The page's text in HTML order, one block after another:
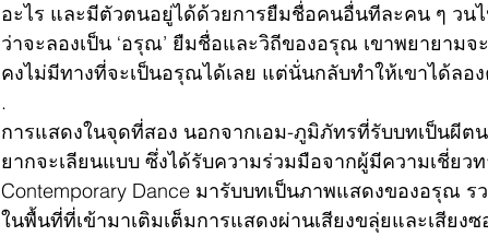
อะไร และมีตัวตนอยู่ได้ด้วยการยืมชื่อคนอื่นทีละคน ๆ วน
ว่าจะลองเป็น ‘อรุณ’ ยืมชื่อและวิถีของอรุณ เขาพยายาม
คงไม่มีทางที่จะเป็นอรุณได้เลย แต่นั่นกลับทำให้เขาได้ลอ
.
การแสดงในจุดที่สอง นอกจากเอม-ภูมิภัทรที่รับบทเป็นผี
ยากจะเลียนแบบ ซึ่งได้รับความร่วมมือจากผู้มีความเชี่ยว
Contemporary Dance มารับบทเป็นภาพแสดงของอรุณ
ในพื้นที่ที่เข้ามาเติมเต็มการแสดงผ่านเสียงขลุ่ยและเสีย